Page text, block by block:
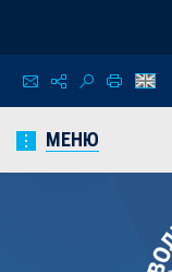
МЕНЮ